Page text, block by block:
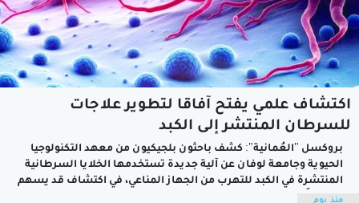
اكتشاف علمي يفتح آفاقًا لتطوير علاجات
للسرطان المنتشر إلى الكبد
بروكسل "العُمانية": كشف باحثون بلجيكيون من معهد التكنولوجيا
الحيوية وجامعة لوفان عن آلية جديدة تستخدمها الخلايا السرطانية
المنتشرة في الكبد للتهرب من الجهاز المناعي، في اكتشاف قد يسهم
مستقبلًا في تطوير علاجات مبتكرة للحد من انتشار السرطان.وأوضح
منذ يوم